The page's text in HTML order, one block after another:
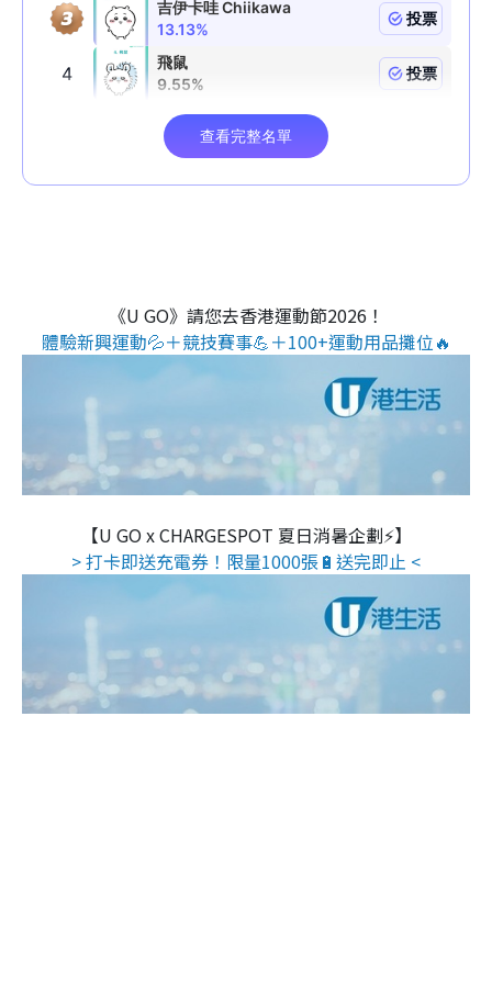
《U GO》請您去香港運動節2026！
體驗新興運動💦＋競技賽事💪＋100+運動用品攤位🔥
【U GO x CHARGESPOT 夏日消暑企劃⚡】
> 打卡即送充電券！限量1000張🔋送完即止 <